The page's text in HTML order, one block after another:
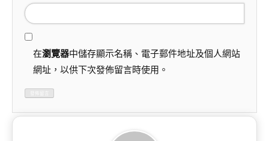
在瀏覽器中儲存顯示名稱、電子郵件地址及個人網站
網址，以供下次發佈留言時使用。